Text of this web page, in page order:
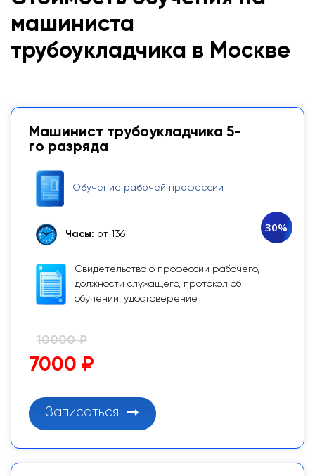
машиниста
трубоукладчика в Москве
Машинист трубоукладчика 5-
го разряда
Обучение рабочей профессии
Часы: от 136
Свидетельство о профессии рабочего,
должности служащего, протокол об
обучении, удостоверение
30%
10000 ₽
7000 ₽
Записаться